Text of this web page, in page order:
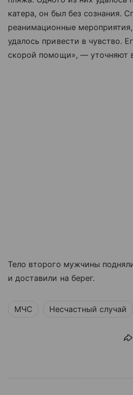
катера, он был без сознания.
реанимационные
удалось привести в чувство.
скорой помощи», — уточняют
Тело второго мужчины
и доставили на берег.
МЧС Несчастный случай